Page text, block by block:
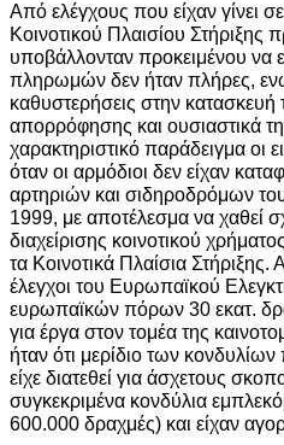
Από ελέγχους που είχαν γίνει
Κοινοτικού Πλαισίου Στήριξης
υποβάλλονταν προκειμένου να
πληρωμών δεν ήταν πλήρες, ενώ
καθυστερήσεις στην
απορρόφησης και ουσιαστικά
χαρακτηριστικό παράδειγμα οι
όταν οι αρμόδιοι δεν είχαν
αρτηριών και σιδηροδρόμων
1999, με αποτέλεσμα να χαθεί
διαχείρισης κοινοτικού
τα Κοινοτικά Πλαίσια
έλεγχοι του Ευρωπαϊκού
ευρωπαϊκών πόρων 30 εκατ.
για έργα στον τομέα της
ήταν ότι μερίδιο των
είχε διατεθεί για άσχετους
συγκεκριμένα κονδύλια
600.000 δραχμές) και είχαν